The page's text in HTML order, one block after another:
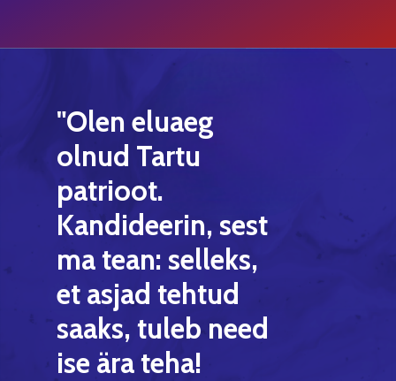
"Olen eluaeg
olnud Tartu
patrioot.
Kandideerin, sest
matean: selleks,
et asjad tehtud
saaks, tuleb need
ise ärateha!